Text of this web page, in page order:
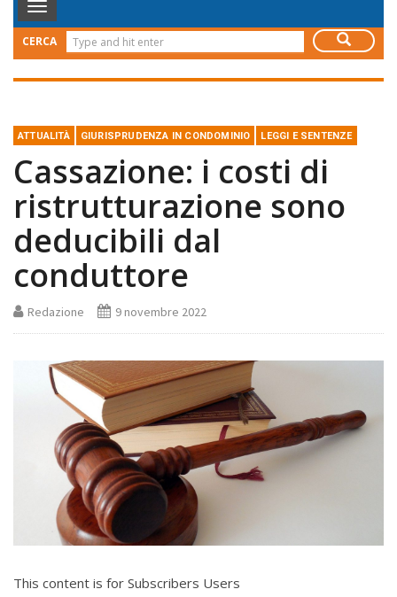
Toggle
Navigation
CERCA
ATTUALITÀ GIURISPRUDENZA IN CONDOMINIO LEGGI E SENTENZE
Cassazione: i costi di
ristrutturazione sono
deducibili dal
conduttore
Redazione 9 novembre 2022
This content is for Subscribers Users